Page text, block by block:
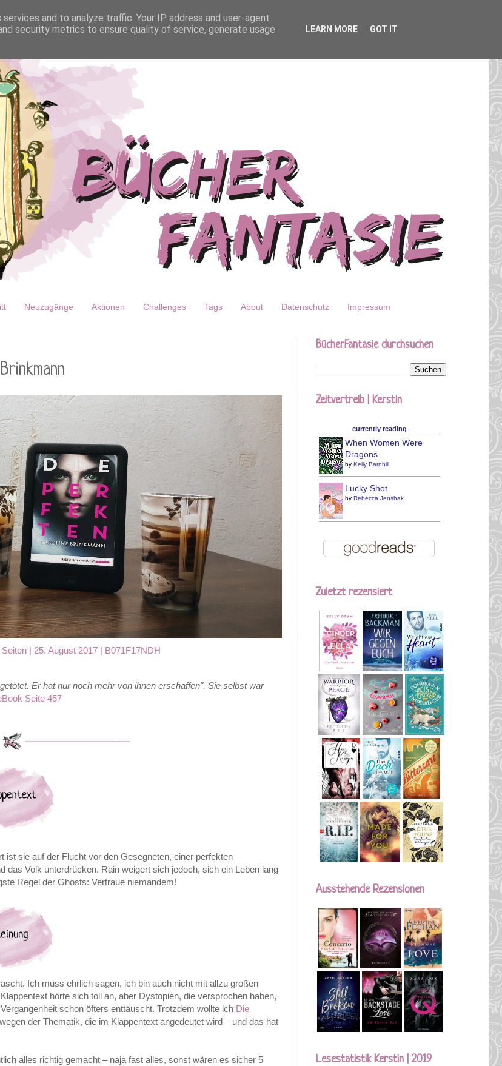
Neuzugänge Aktionen Challenges Tags About Datenschutz Impressum
| 25. August 2017 | B071F17NDH
Er hat nur noch mehr von ihnen erschaffen". Sie selbst war
Seite 457
sie auf der Flucht vor den Gesegneten, einer perfekten
Volk unterdrücken. Rain weigert sich jedoch, sich ein Leben lang
Regel der Ghosts: Vertraue niemandem!
Ich muss ehrlich sagen, ich bin auch nicht mit allzu großen
hörte sich toll an, aber Dystopien, die versprochen haben,
schon öfters enttäuscht. Trotzdem wollte ich Die
der Thematik, die im Klappentext angedeutet wird – und das hat
alles richtig gemacht – naja fast alles, sonst wären es sicher 5
BücherFantasie durchsuchen
Zeitvertreib | Kerstin
currently reading
When Women Were
Dragons
by Kelly Barnhill
Lucky Shot
by Rebecca Jenshak
Zuletzt rezensiert
Ausstehende Rezensionen
Lesestatistik Kerstin | 2019
and to analyze traffic. Your IP address and user-agent
security metrics to ensure quality of service, generate usage
LEARN MORE GOT IT